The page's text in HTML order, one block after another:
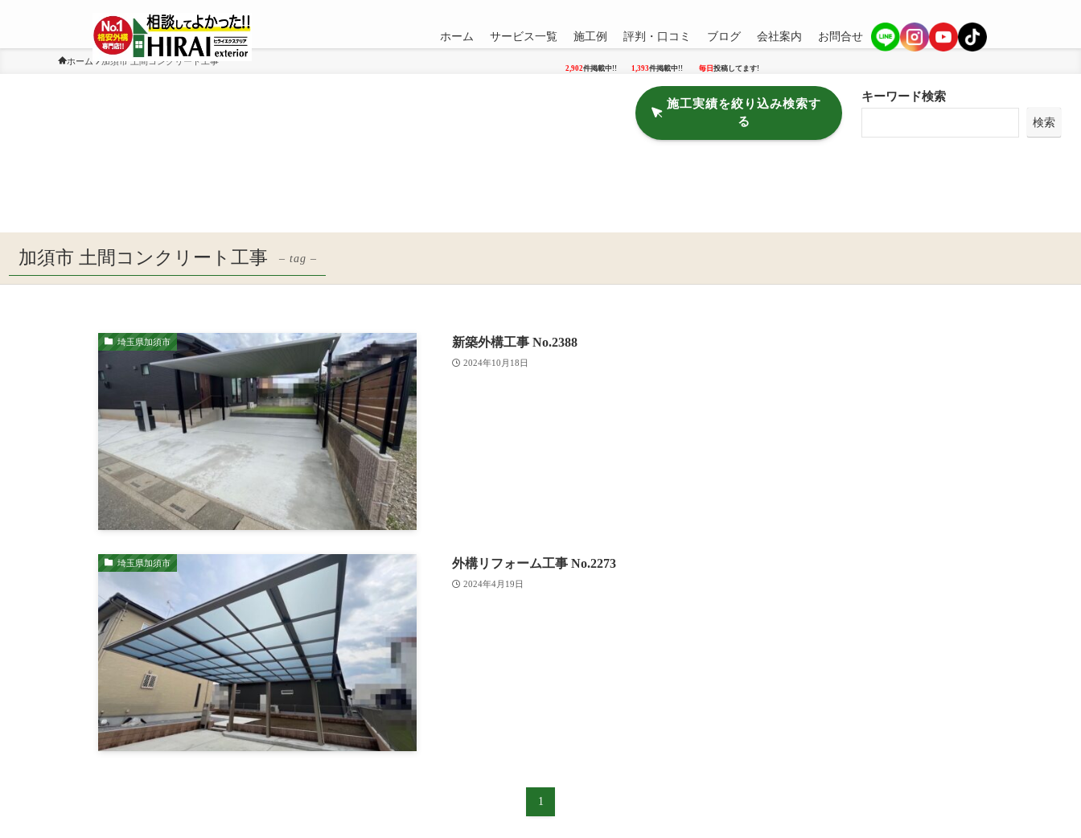
ホーム サービス一覧 施工例
2,902件掲載中!!
評判・口コミ
1,393件掲載中!!
ブログ
毎日 投稿してます!
会社案内 お問合せ
ホーム 加須市 土間コンクリート工事
施工実績を絞り込み検索す
る
キーワード検索
検索
加須市 土間コンクリート工事 – tag –
埼玉県加須市 新築外構工事 No.2388
2024年10月18日
埼玉県加須市 外構リフォーム工事 No.2273
2024年4月19日
1